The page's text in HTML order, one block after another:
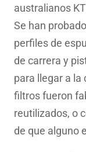
australianos
Se han
perfiles de
de carrera y
para llegar a la
filtros fueron
reutilizados, o
de que alguno